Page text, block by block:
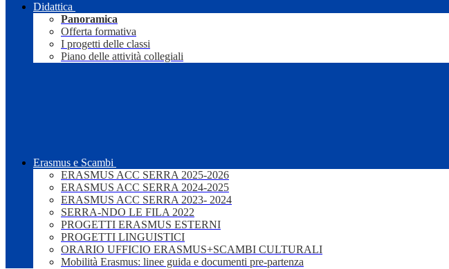
Didattica
Panoramica
Offerta formativa
I progetti delle classi
Piano delle attività collegiali
Erasmus e Scambi
ERASMUS ACC SERRA 2025-2026
ERASMUS ACC SERRA 2024-2025
ERASMUS ACC SERRA 2023- 2024
SERRA-NDO LE FILA 2022
PROGETTI ERASMUS ESTERNI
PROGETTI LINGUISTICI
ORARIO UFFICIO ERASMUS+SCAMBI CULTURALI
Mobilità Erasmus: linee guida e documenti pre-partenza